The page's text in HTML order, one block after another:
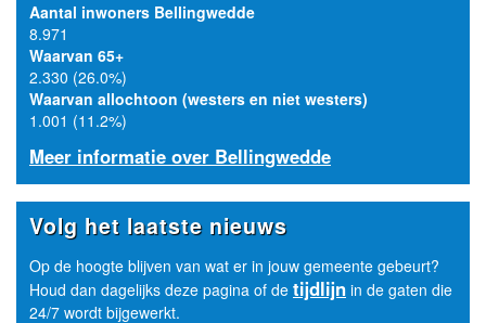
Aantal inwoners Bellingwedde
8.971
Waarvan 65+
2.330 (26.0%)
Waarvan allochtoon (westers en niet westers)
1.001 (11.2%)
Meer informatie over Bellingwedde
Volg het laatste nieuws
Op de hoogte blijven van wat er in jouw gemeente gebeurt?
Houd dan dagelijks deze pagina of de tijdlijn in de gaten die
24/7 wordt bijgewerkt.